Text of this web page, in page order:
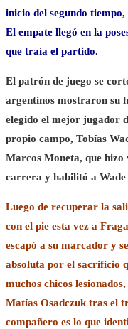
inicio del segundo
El empate llegó en la
que traía el partido.
El patrón de juego se
argentinos mostraron su
elegido el mejor jugador
propio campo, Tobías
Marcos Moneta, que hizo
carrera y habilitó a
Luego de recuperar la
con el pie esta vez a
escapó a su marcador y
absoluta por el sacrificio
muchos chicos
Matías Osadczuk tras el
compañero es lo que